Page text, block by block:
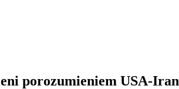
porozumieniem USA-Iran